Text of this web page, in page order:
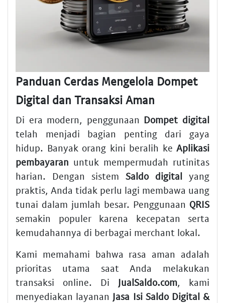
Panduan Cerdas Mengelola Dompet
Digital dan Transaksi Aman
Di era modern, penggunaan Dompet digital
telah menjadi bagian penting dari gaya
hidup. Banyak orang kini beralih ke Aplikasi
pembayaran untuk mempermudah rutinitas
harian. Dengan sistem Saldo digital yang
praktis, Anda tidak perlu lagi membawa uang
tunai dalam jumlah besar. Penggunaan QRIS
semakin populer karena kecepatan serta
kemudahannya di berbagai merchant lokal.
Kami memahami bahwa rasa aman adalah
prioritas utama saat Anda melakukan
transaksi online. Di JualSaldo.com, kami
menyediakan layanan Jasa Isi Saldo Digital &